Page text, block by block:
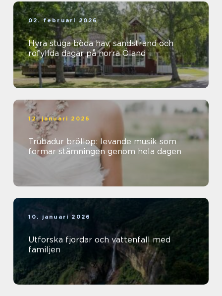
02. februari 2026
Hyra stuga böda hav, sandstrand och
rofyllda dagar på norra Öland
12. januari 2026
Trubadur bröllop: levande musik som
formar stämningen genom hela dagen
10. januari 2026
Utforska fjordar och vattenfall med
familjen